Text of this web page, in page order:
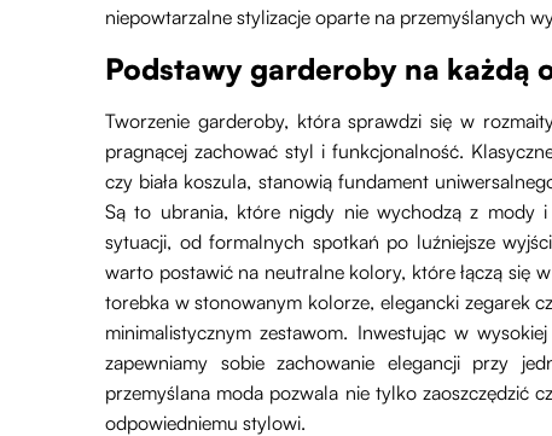
niepowtarzalne stylizacje oparte na przemyślanych
Podstawy garderoby na każdą
Tworzenie garderoby, która sprawdzi się w
pragnącej zachować styl i funkcjonalność.
czy biała koszula, stanowią fundament
Są to ubrania, które nigdy nie wychodzą z mody
sytuacji, od formalnych spotkań po luźniejsze
warto postawić na neutralne kolory, które łączą się
torebka w stonowanym kolorze, elegancki zegarek
minimalistycznym zestawom. Inwestując w
zapewniamy sobie zachowanie elegancji przy
przemyślana moda pozwala nie tylko zaoszczędzić
odpowiedniemu stylowi.